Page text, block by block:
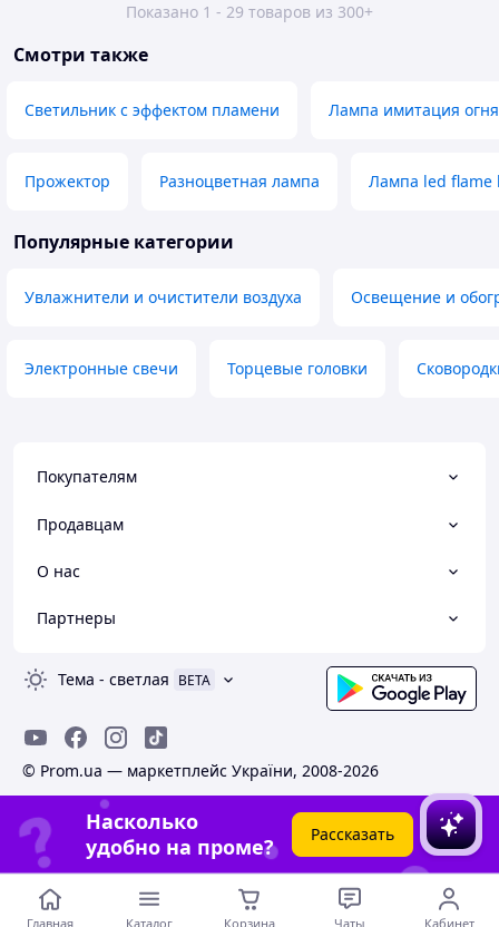
Показано 1 - 29 товаров из 300+
Смотри также
Светильник с эффектом пламени Лампа имитация огня
Прожектор Разноцветная лампа Лампа led flame
Популярные категории
Увлажнители и очистители воздуха Освещение и
Электронные свечи Торцевые головки
Покупателям
Продавцам
О нас
Партнеры
Тема - светлая BETA
© Prom.ua — маркетплейс України, 2008-2026
Насколько
удобно на проме?
Рассказать
Главная Каталог Корзина Чаты Кабинет